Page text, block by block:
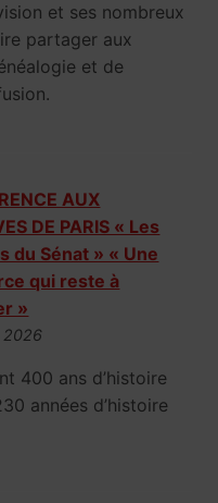
et ses nombreux
partager aux
et de
AUX
DE PARIS « Les
du Sénat » « Une
qui reste à
»
2026
400 ans d’histoire
années d’histoire